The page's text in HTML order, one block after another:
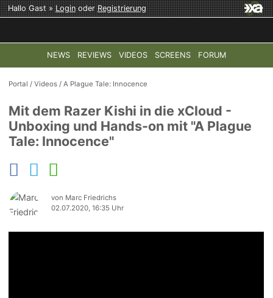
Hallo Gast »LoginoderRegistrierung
NEWS REVIEWS VIDEOS SCREENS FORUM
TOP-THEMEN: COD: MODERN WARFARE 4 HALO:
Portal /Videos /A Plague Tale: Innocence
Mit dem Razer Kishi in die xCloud -
Unboxing und Hands-on mit "A Plague
Tale: Innocence"
von Marc Friedrichs
02.07.2020, 16:35 Uhr